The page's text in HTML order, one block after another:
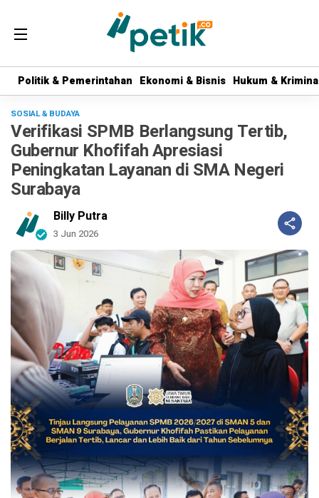
Politik & Pemerintahan Ekonomi & Bisnis Hukum &
Politik & Pemerintahan Ekonomi & Bisnis Hukum &
SOSIAL & BUDAYA
Verifikasi SPMB Berlangsung Tertib,
Gubernur Khofifah Apresiasi
Peningkatan Layanan di SMA Negeri
Surabaya
Billy Putra
3 Jun 2026